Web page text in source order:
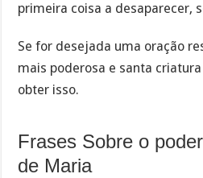
primeira coisa a desaparecer,
Se for desejada uma oração
mais poderosa e santa
obter isso.
Frases Sobre o
de Maria